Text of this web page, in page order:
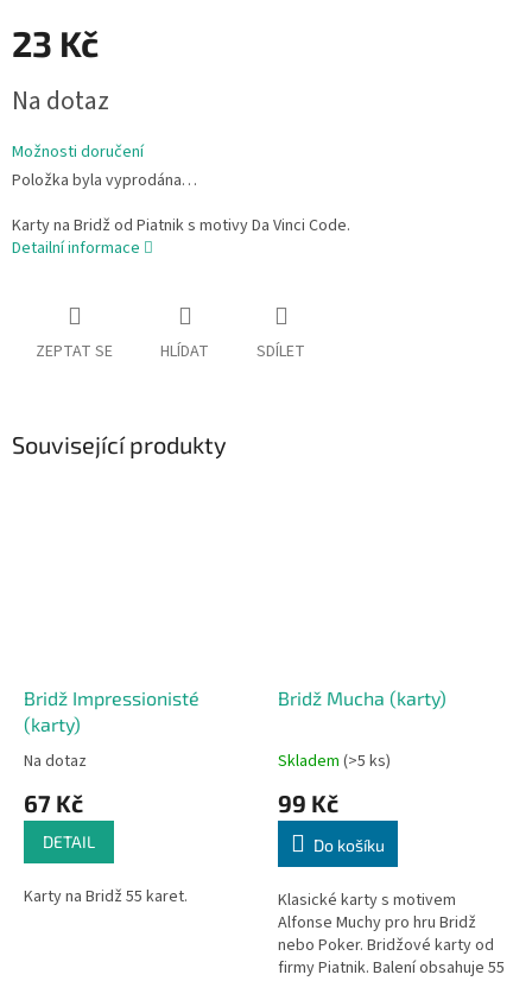
23 Kč
cena:
Na dotaz
Možnosti doručení
Položka byla vyprodána…
Karty na Bridž od Piatnik s motivy Da Vinci Code.
Detailní informace
ZEPTAT SE HLÍDAT SDÍLET
Související produkty
Bridž Impressionisté
(karty)
Na dotaz
67 Kč
DETAIL
Karty na Bridž 55 karet.
Bridž Mucha (karty)
Skladem (>5 ks)
99 Kč
Do košíku
Klasické karty s motivem
Alfonse Muchy pro hru Bridž
nebo Poker. Bridžové karty od
firmy Piatnik. Balení obsahuje 55